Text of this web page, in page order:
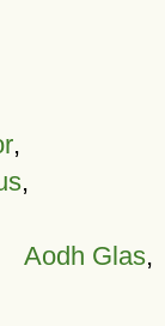
,
,
Aodh Glas,